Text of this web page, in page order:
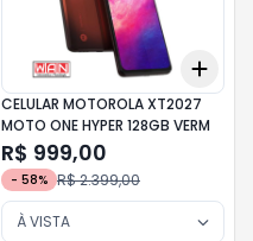
+10 Add
CELULAR MOTOROLA XT2027
MOTO ONE HYPER 128GB VERM
R$ 999,00
- 58% R$ 2.399,00
À VISTA